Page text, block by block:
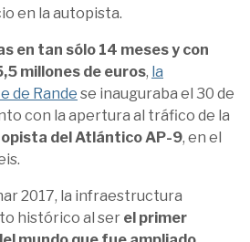
en la autopista.
en tan sólo 14 meses y con
millones de euros, la
de Rande se inauguraba el 30 de
con la apertura al tráfico de la
del Atlántico AP-9, en el
2017, la infraestructura
histórico al ser el primer